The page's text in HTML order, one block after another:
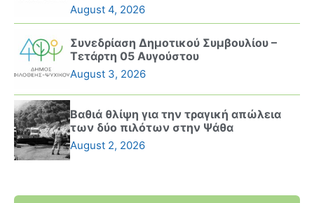
August 4, 2026
Συνεδρίαση Δημοτικού Συμβουλίου –
Τετάρτη 05 Αυγούστου
August 3, 2026
Βαθιά θλίψη για την τραγική απώλεια
των δύο πιλότων στην Ψάθα
August 2, 2026